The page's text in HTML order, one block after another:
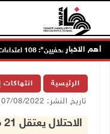
أهم الاخبار
"نقابة الصحفيين": 108 اعتداءات بحق الصحفيين الفلسطينيين خلال تموز المنصرم
الرئيسية انتهاكات
تاريخ النشر: 07/08/2022 09:09 ص